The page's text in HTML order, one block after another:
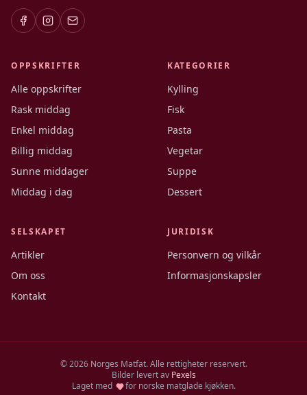
OPPSKRIFTER
Alle oppskrifter
Rask middag
Enkel middag
Billig middag
Sunne middager
Middag i dag
KATEGORIER
Kylling
Fisk
Pasta
Vegetar
Suppe
Dessert
SELSKAPET
Artikler
Om oss
Kontakt
JURIDISK
Personvern og vilkår
Informasjonskapsler
©2026Norges Matfat. Alle rettigheter reservert.
Bilder levert av Pexels
Laget med
for norske matglade kjøkken.